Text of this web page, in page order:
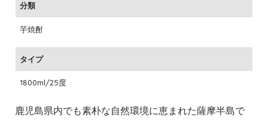
分類
芋焼酎
タイプ
1800ml/25度
鹿児島県内でも素朴な自然環境に恵まれた薩摩半島で